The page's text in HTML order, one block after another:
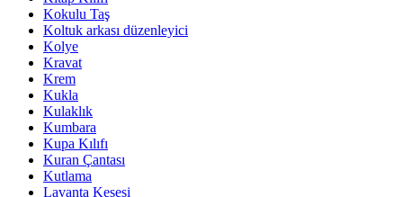
Kokulu Taş
Koltuk arkası düzenleyici
Kolye
Kravat
Krem
Kukla
Kulaklık
Kumbara
Kupa Kılıfı
Kuran Çantası
Kutlama
Lavanta Kesesi